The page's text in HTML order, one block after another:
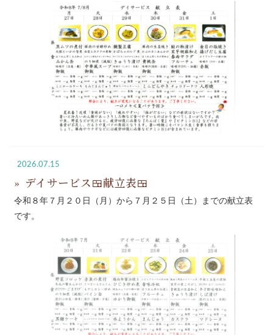
2026.07.15
デイサービス🍱献立表🍱
令和８年７月２０日（月）から７月２５日（土）までの献立表
です。